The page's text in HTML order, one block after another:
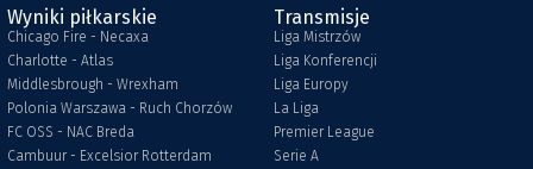
Wyniki piłkarskie
Chicago Fire - Necaxa
Charlotte - Atlas
Middlesbrough - Wrexham
Polonia Warszawa - Ruch Chorzów
FC OSS - NAC Breda
Cambuur - Excelsior Rotterdam
Transmisje
Liga Mistrzów
Liga Konferencji
Liga Europy
La Liga
Premier League
Serie A